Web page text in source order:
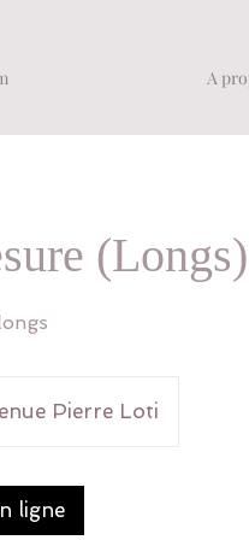
A
(Longs)
Pierre Loti
ligne